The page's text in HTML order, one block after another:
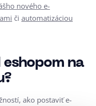
nového e-
či automatizáciou
na
ako postaviť e-